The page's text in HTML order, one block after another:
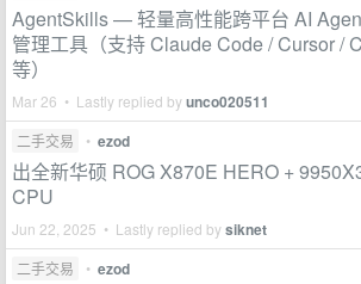
AgentSkills — 轻量高性能跨平台 AI
管理工具（支持 Claude Code / Cursor /
等）
Mar 26 • Lastly replied byunco020511
二手交易 • ezod
出全新华硕 ROG X870E HERO +
CPU
Jun 22, 2025 • Lastly replied bysiknet
二手交易 • ezod